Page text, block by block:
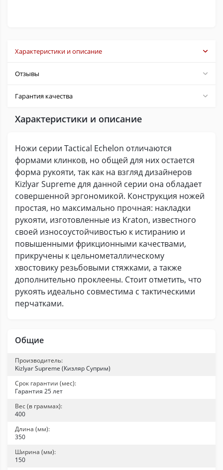
Характеристики и описание
Отзывы
Гарантия качества
Характеристики и описание
Ножи серии Tactical Echelon отличаются
формами клинков, но общей для них остается
форма рукояти, так как на взгляд дизайнеров
Kizlyar Supreme для данной серии она обладает
совершенной эргономикой. Конструкция ножей
простая, но максимально прочная: накладки
рукояти, изготовленные из Kraton, известного
своей износоустойчивостью к истиранию и
повышенными фрикционными качествами,
прикручены к цельнометаллическому
хвостовику резьбовыми стяжками, а также
дополнительно проклеены. Стоит отметить, что
рукоять идеально совместима с тактическими
перчатками.
Общие
Производитель:
Kizlyar Supreme (Кизляр Суприм)
Срок гарантии (мес):
Гарантия 25 лет
Вес (в граммах):
400
Длина (мм):
350
Ширина (мм):
150